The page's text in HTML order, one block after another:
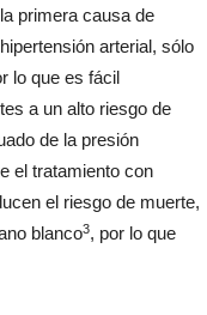
primera causa de
arterial, sólo
lo que es fácil
a un alto riesgo de
de la presión
el tratamiento con
el riesgo de muerte,
blanco3, por lo que